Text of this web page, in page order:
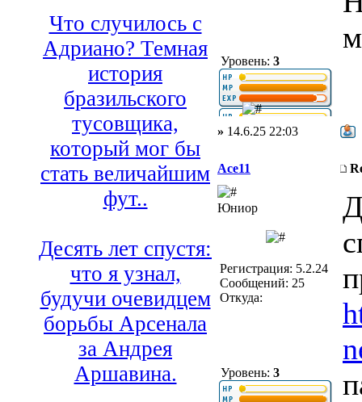
Что случилось с
Адриано? Темная
история
бразильского
тусовщика,
который мог бы
стать величайшим
фут..
Десять лет спустя:
что я узнал,
будучи очевидцем
борьбы Арсенала
за Андрея
Аршавина.
Уровень: 3
» 14.6.25 22:03
Ace11
Юниор
Регистрация: 5.2.24
Сообщений: 25
Откуда:
Уровень: 3